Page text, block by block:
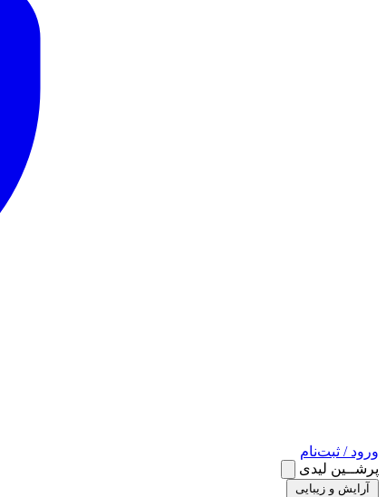
ورود / ثبت‌نام
پرشــین لیدی
آرایش و زیبایی